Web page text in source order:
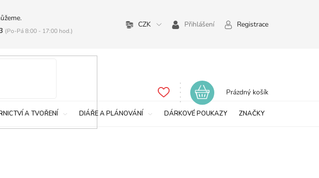
(Po-Pá 8:00 - 17:00 hod.)
CZK Přihlášení Registrace
Nákupní
Prázdný košík
A TVOŘENÍ DIÁŘE A PLÁNOVÁNÍ DÁRKOVÉ POUKAZY ZNAČKY